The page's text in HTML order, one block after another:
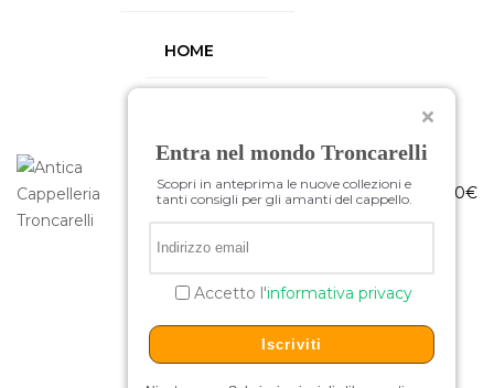
Entra nel mondo Troncarelli
Scopri in anteprima le nuove collezioni e
tanti consigli per gli amanti del cappello.
Accetto l'informativa privacy
Iscriviti
HOME
SHOP
0
0,00€